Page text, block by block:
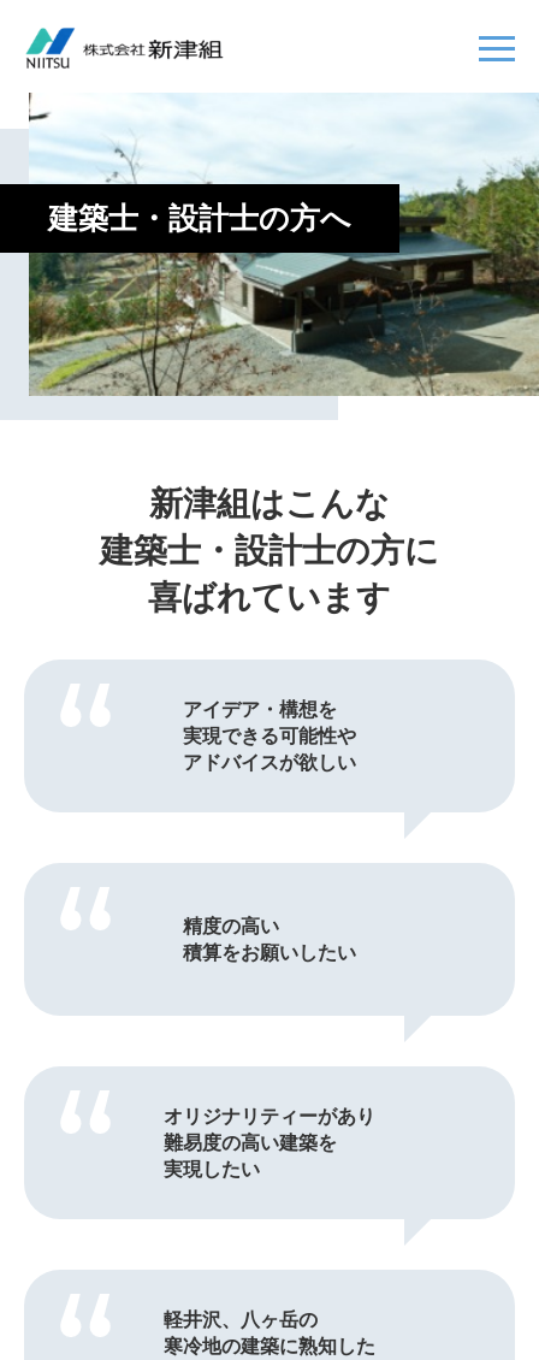
建築士・設計士の方へ
新津組はこんな
建築士・設計士の方に
喜ばれています
アイデア・構想を
実現できる可能性や
アドバイスが欲しい
精度の高い
積算をお願いしたい
オリジナリティーがあり
難易度の高い建築を
実現したい
軽井沢、八ヶ岳の
寒冷地の建築に熟知した